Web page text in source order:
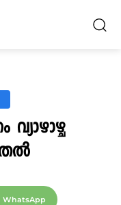
WhatsApp